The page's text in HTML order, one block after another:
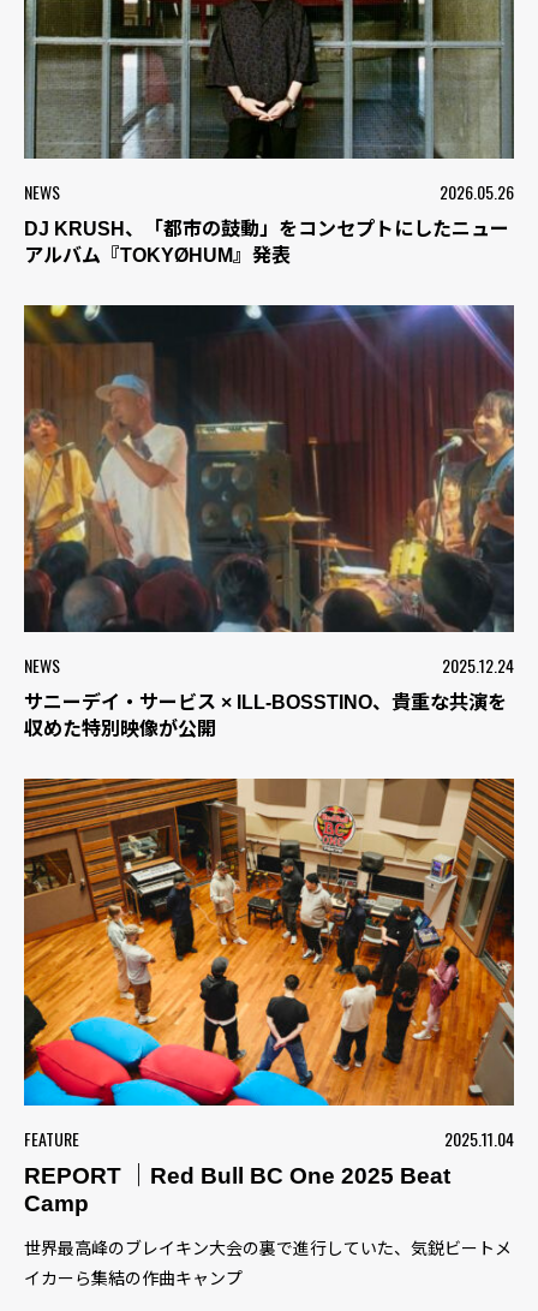
NEWS 2026.05.26
DJ KRUSH、「都市の鼓動」をコンセプトにしたニュー
アルバム『TOKYØHUM』発表
NEWS 2025.12.24
サニーデイ・サービス × ILL-BOSSTINO、貴重な共演を
収めた特別映像が公開
FEATURE
2025.11.04
REPORT ｜Red Bull BC One 2025 Beat
Camp
世界最高峰のブレイキン大会の裏で進行していた、気鋭ビートメ
イカーら集結の作曲キャンプ